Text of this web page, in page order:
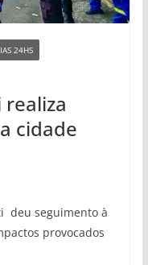
24HS
cidade
deu seguimento à
provocados